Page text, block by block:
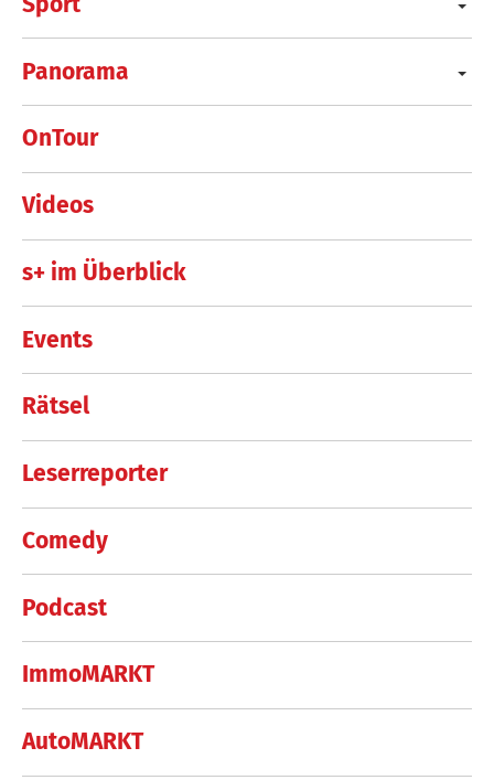
Panorama
OnTour
Videos
s+ im Überblick
Events
Rätsel
Leserreporter
Comedy
Podcast
ImmoMARKT
AutoMARKT